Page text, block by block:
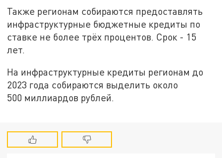
Также регионам собираются предоставлять
инфраструктурные бюджетные кредиты по
ставке не более трёх процентов. Срок - 15
лет.
На инфраструктурные кредиты регионам до
2023 года собираются выделить около
500 миллиардов рублей.